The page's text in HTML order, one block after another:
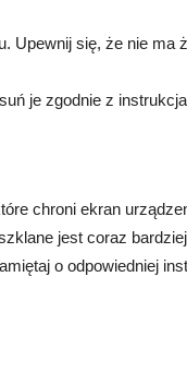
Upewnij się, że nie ma
je zgodnie z
chroni ekran
jest coraz
o odpowiedniej